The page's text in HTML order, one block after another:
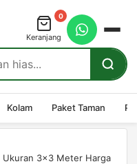
0
Keranjang
Kolam Paket Taman
Ukuran 3×3 Meter Harga